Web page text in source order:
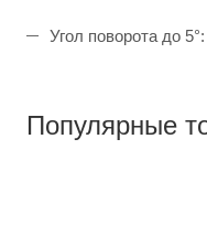
Угол поворота до 5°:
Популярные